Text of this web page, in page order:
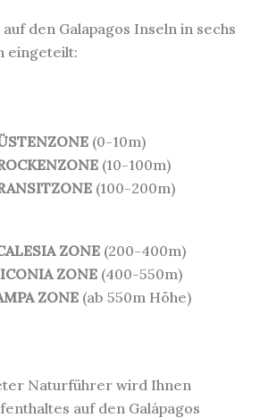
den Galapagos Inseln in sechs
eingeteilt:
(0-10m)
(10-100m)
(100-200m)
ZONE (200-400m)
ZONE (400-550m)
ZONE (ab 550m Höhe)
Naturführer wird Ihnen
auf den Galápagos